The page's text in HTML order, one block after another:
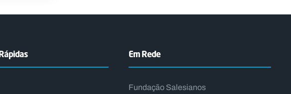
Em Rede
Fundação Salesianos